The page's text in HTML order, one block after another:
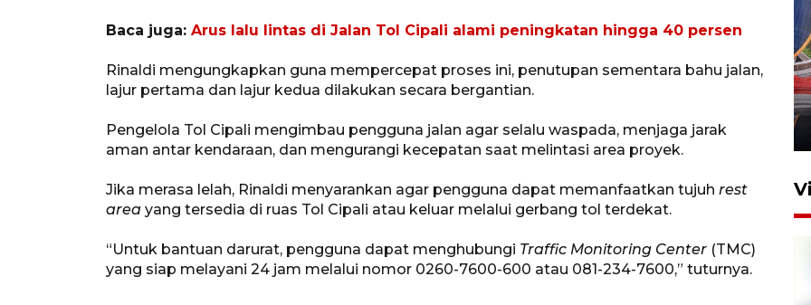
Baca juga: Arus lalu lintas di Jalan Tol Cipali alami peningkatan hingga 40 persen
Rinaldi mengungkapkan guna mempercepat proses ini, penutupan sementara bahu jalan,
lajur pertama dan lajur kedua dilakukan secara bergantian.
Pengelola Tol Cipali mengimbau pengguna jalan agar selalu waspada, menjaga jarak
aman antar kendaraan, dan mengurangi kecepatan saat melintasi area proyek.
Jika merasa lelah, Rinaldi menyarankan agar pengguna dapat memanfaatkan tujuh rest
area yang tersedia di ruas Tol Cipali atau keluar melalui gerbang tol terdekat.
“Untuk bantuan darurat, pengguna dapat menghubungi Traffic Monitoring Center (TMC)
yang siap melayani 24 jam melalui nomor 0260-7600-600 atau 081-234-7600,” tuturnya.
Komisi V DPR tinjau
perlintasan sebidang di
12 Juni 2026 18:49